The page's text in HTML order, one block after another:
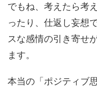
でもね、考えたら考
ったり、仕返し妄想
スな感情の引き寄せ
ます。
本当の「ポジティブ